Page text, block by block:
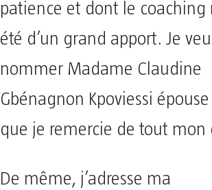
patience et dont le coaching
été d’un grand apport. Je
nommer Madame Claudine
Gbénagnon Kpoviessi épouse
que je remercie de tout
De même, j’adresse ma